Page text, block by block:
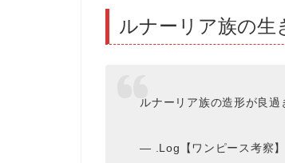
ルナーリア族の生
ルナーリア族の造形が良
— .Log【ワンピース考察